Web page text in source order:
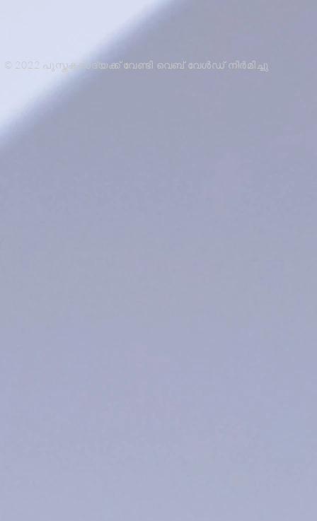
© 2022 പുസ്തകസദ്യക്ക് വേണ്ടി വെബ് വേൾഡ് നിർമിച്ചു